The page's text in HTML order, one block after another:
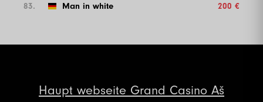
83. Man in white 200 €
Haupt webseite Grand Casino Aš